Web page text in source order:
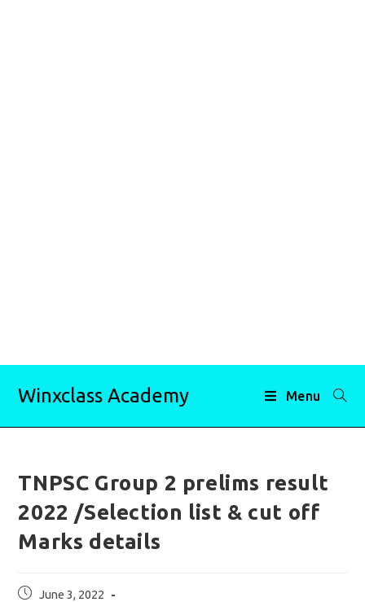
Winxclass Academy Menu
TNPSC Group 2 prelims result
2022 /Selection list & cut off
Marks details
Post June 3, 2022